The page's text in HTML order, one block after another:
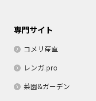
専門サイト
コメリ産直
レンガ.pro
菜園&ガーデン